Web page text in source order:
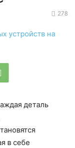
278
деталь
в себе